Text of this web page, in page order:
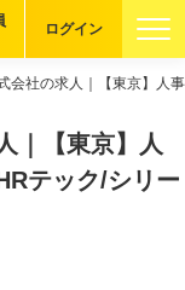
ログイン
会社の求人｜【東京】人
｜【東京】人
テック/シリー